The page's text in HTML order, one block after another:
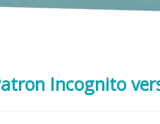
Patron Incognito